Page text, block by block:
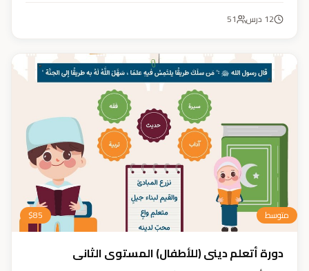
الأنظار برقيّها وتوازنها، لتبدع أعمالًا فنية تعكس عبق التراث وسحر
12 درس 51
متوسط $85
دورة أتعلم ديني (للأطفال) المستوى الثاني